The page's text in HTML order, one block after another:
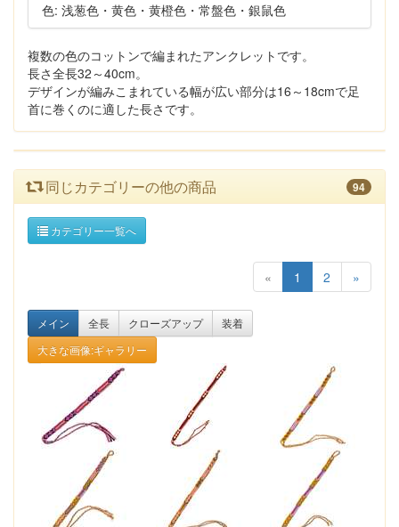
色: 浅葱色・黄色・黄橙色・常盤色・銀鼠色
複数の色のコットンで編まれたアンクレットです。
長さ全長32～40cm。
デザインが編みこまれている幅が広い部分は16～18cmで足
首に巻くのに適した長さです。
同じカテゴリーの他の商品 94
カテゴリー一覧へ
« 1 2 »
メイン 全長 クローズアップ
装着
大きな画像:ギャラリー